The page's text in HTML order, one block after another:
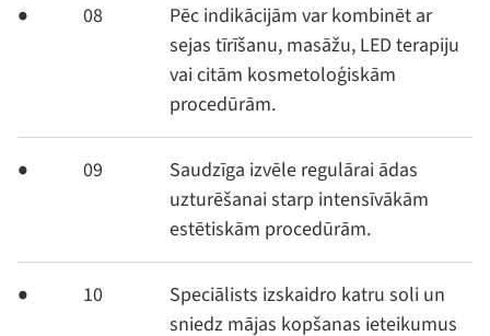
08
Pēc indikācijām var kombinēt ar
sejas tīrīšanu, masāžu, LED terapiju
vai citām kosmetoloģiskām
procedūrām.
09
Saudzīga izvēle regulārai ādas
uzturēšanai starp intensīvākām
estētiskām procedūrām.
10
Speciālists izskaidro katru soli un
sniedz mājas kopšanas ieteikumus